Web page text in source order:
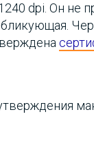
dpi. Он не